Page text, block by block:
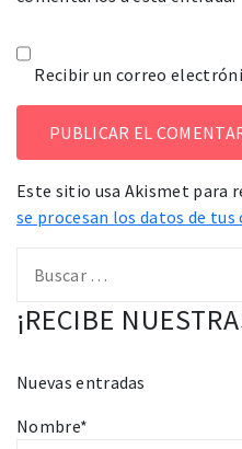
Recibir un correo
Este sitio usa Akismet para
se procesan los datos de
¡RECIBE
Nuevas entradas
Nombre*